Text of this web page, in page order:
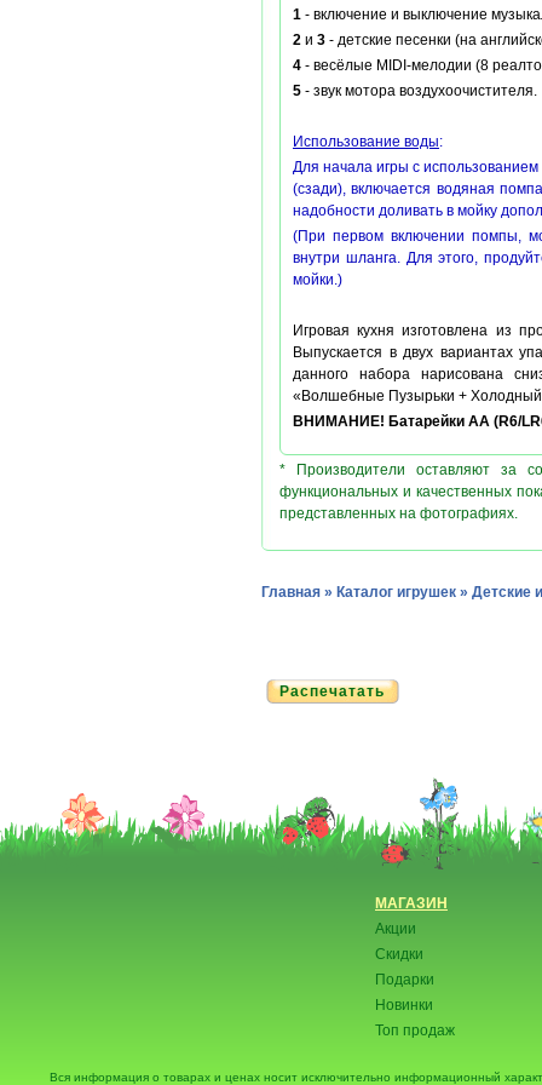
1 - включение и выключение
2 и 3 - детские песенки (на
4 - весёлые MIDI-мелодии (8
5 - звук мотора воздухоочистителя.
Использование воды:
Для начала игры с
(сзади), включается водяная
надобности доливать в мойку
(При первом включении помпы,
внутри шланга. Для этого,
мойки.)
Игровая кухня изготовлена из
Выпускается в двух вариантах
данного набора нарисована
«Волшебные Пузырьки +
ВНИМАНИЕ! Батарейки АА (R6/
* Производители оставляют за
функциональных и качественных
представленных на фотографиях.
Главная » Каталог игрушек » Детские
Распечатать
МАГАЗИН
Акции
Скидки
Подарки
Новинки
Топ продаж
Вся информация о товарах и ценах носит исключительно информационный